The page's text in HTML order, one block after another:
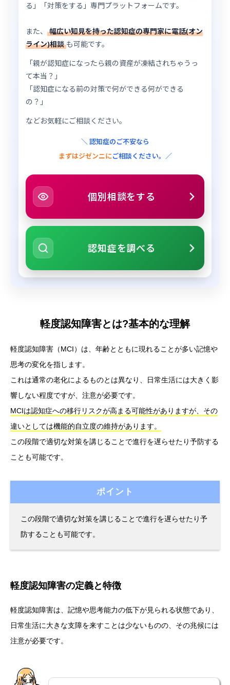
る」「対策をする」専門プラットフォームです。
また、
幅広い知見を持った認知症の専門家に電話(オン
ライン)相談も可能です。
「親が認知症になったら親の資産が凍結されちゃうっ
て本当？」
「認知症になる前の対策で何ができる何ができる
の？」
などお気軽にご相談ください。
＼ 認知症のご不安なら
まずはジゼンニにご相談ください。／
個別相談をする
認知症を調べる
軽度認知障害とは?基本的な理解
軽度認知障害（MCI）は、年齢とともに現れることが多い記憶や
思考の変化を指します。
これは通常の老化によるものとは異なり、日常生活には大きく影
響しない程度ですが、注意が必要です。
MCIは認知症への移行リスクが高まる可能性がありますが、その
違いとしては機能的自立度の維持があります。
この段階で適切な対策を講じることで進行を遅らせたり予防する
ことも可能です。
ポイント
この段階で適切な対策を講じることで進行を遅らせたり予
防することも可能です。
軽度認知障害の定義と特徴
軽度認知障害は、記憶や思考能力の低下が見られる状態であり、
日常生活に大きな支障を来すことは少ないものの、その兆候には
注意が必要です。